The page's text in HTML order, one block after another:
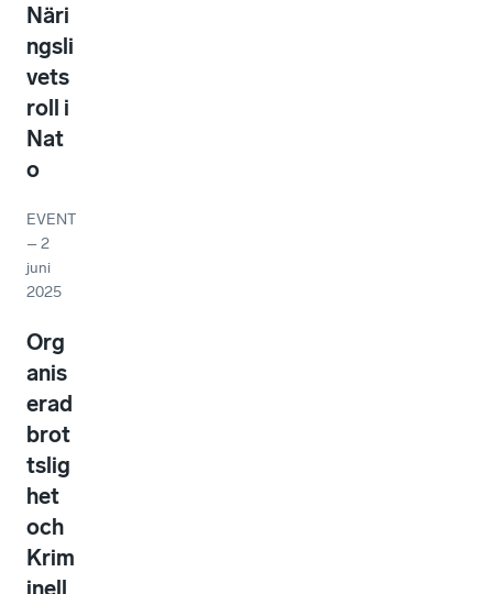
Näri
ngsli
vets
roll i
Nat
o
EVENT
–2
juni
2025
Org
anis
erad
brot
tslig
het
och
Krim
inell